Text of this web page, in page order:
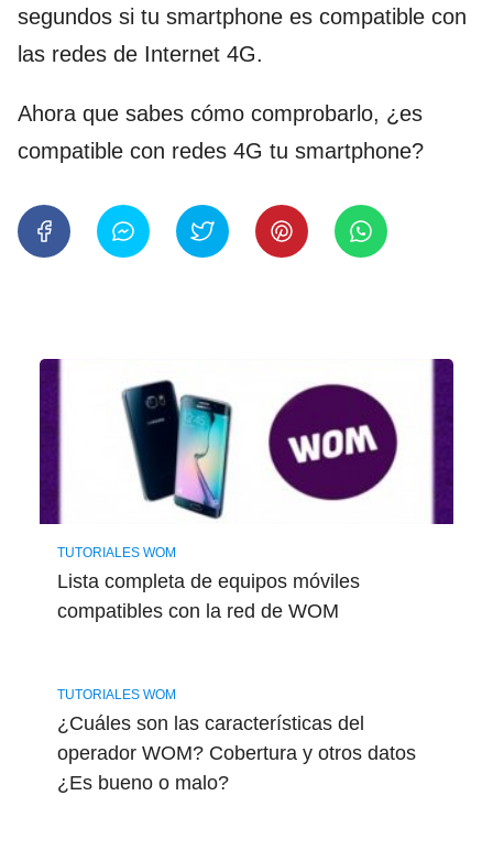
segundos si tu smartphone es compatible con
las redes de Internet 4G.
Ahora que sabes cómo comprobarlo, ¿es
compatible con redes 4G tu smartphone?
TUTORIALES WOM
Lista completa de equipos móviles
compatibles con la red de WOM
TUTORIALES WOM
¿Cuáles son las características del
operador WOM? Cobertura y otros datos
¿Es bueno o malo?